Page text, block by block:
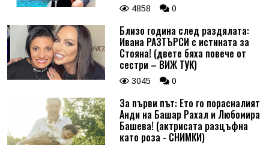
4858 0
Близо година след раздялата:
Ивана РАЗТЪРСИ с истината за
Стояна! (двете бяха повече от
сестри – ВИЖ ТУК)
3045 0
За първи път: Ето го порасналият
Анди на Башар Рахал и Любомира
Башева! (актрисата разцъфна
като роза - СНИМКИ)